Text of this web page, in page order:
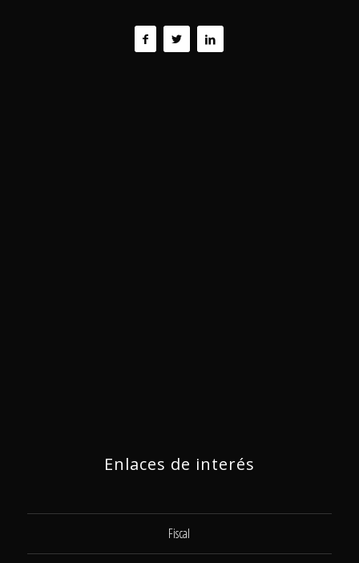
Enlaces de interés
Fiscal